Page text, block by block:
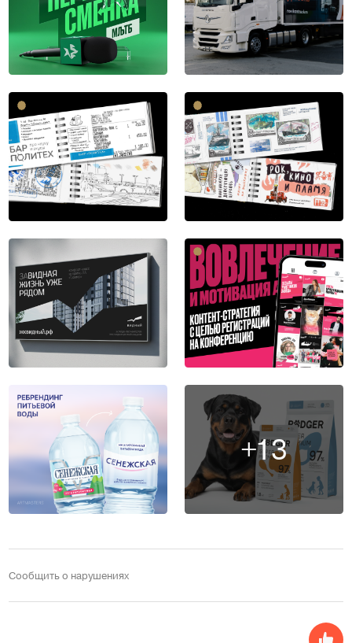
+13
Сообщить о нарушениях